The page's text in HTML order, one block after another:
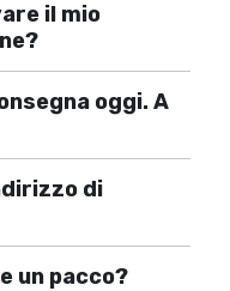
il mio
oggi. A
di
un pacco?